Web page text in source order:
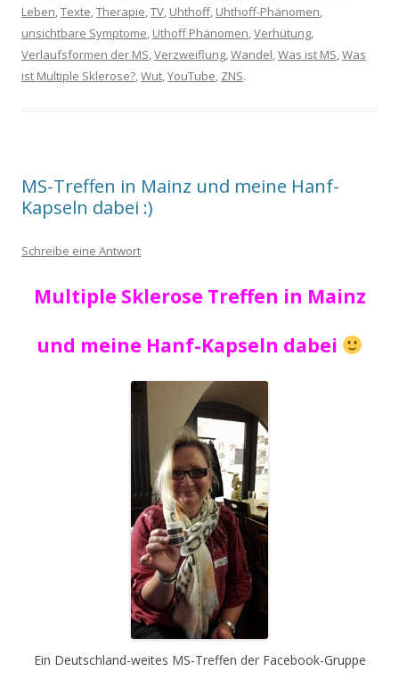
Leben,Texte,Therapie,TV, Uhthoff, Uhthoff-Phänomen,
unsichtbare Symptome, Uthoff Phänomen,Verhütung,
Verlaufsformen der MS,Verzweiflung,Wandel,Was ist MS,Was
ist Multiple Sklerose?,Wut,YouTube, ZNS.
MS-Treffen in Mainz und meine Hanf-
Kapseln dabei :)
Schreibe eine Antwort
Multiple Sklerose Treffen in Mainz
und meine Hanf-Kapseln dabei
Ein Deutschland-weites MS-Treffen der Facebook-Gruppe